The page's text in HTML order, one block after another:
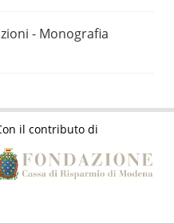
- Monografia
il contributo di